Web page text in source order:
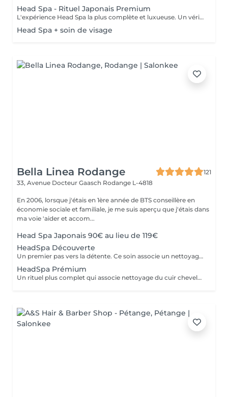
Head Spa - Rituel Japonais Premium
L'expérience Head Spa la plus complète et luxueuse. Un véritable rituel japonais qui associe aromathérapie, massages profonds. Un moment d'équilibre, d'énergie et de renaissance pour le corps et l'esprit.
Head Spa + soin de visage
Bella Linea Rodange
121
33, Avenue Docteur Gaasch Rodange L-4818
En 2006, lorsque j'étais en 1ère année de BTS conseillère en
économie sociale et familiale, je me suis aperçu que j'étais dans
ma voie 'aider et accom...
Head Spa Japonais 90€ au lieu de 119€
HeadSpa Découverte
Un premier pas vers la détente. Ce soin associe un nettoyage doux du cuir chevelu à un massage relaxant qui stimule la circulation et libère les tensions. Idéal pour découvrir l'expérience Head Spa et profiter d'un moment de bien-être immédiat.
HeadSpa Prémium
Un rituel plus complet qui associe nettoyage du cuir chevelu, massage profond et soins spécifiques adaptés à vos besoins (hydratation, apaisement, vitalité). L'utilisation de vapeur permet de renforcer l'efficacité des soins et d'apporter une relaxation encore plus intense.